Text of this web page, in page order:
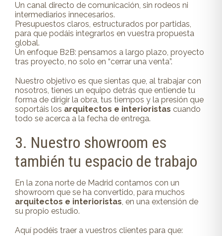
Un canal directo de comunicación, sin rodeos ni
intermediarios innecesarios.
Presupuestos claros, estructurados por partidas,
para que podáis integrarlos en vuestra propuesta
global.
Un enfoque B2B: pensamos a largo plazo, proyecto
tras proyecto, no solo en “cerrar una venta”.
Nuestro objetivo es que sientas que, al trabajar con
nosotros, tienes un equipo detrás que entiende tu
forma de dirigir la obra, tus tiempos y la presión que
soportáis los arquitectos e interioristas cuando
todo se acerca a la fecha de entrega.
3. Nuestro showroom es
también tu espacio de trabajo
En la zona norte de Madrid contamos con un
showroom que se ha convertido, para muchos
arquitectos e interioristas, en una extensión de
su propio estudio.
Aquí podéis traer a vuestros clientes para que: